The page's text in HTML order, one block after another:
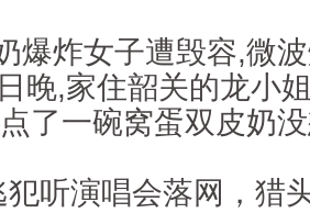
炸女子遭毁容,微波
晚,家住韶关的龙小
了一碗窝蛋双皮奶
演唱会落网，猎